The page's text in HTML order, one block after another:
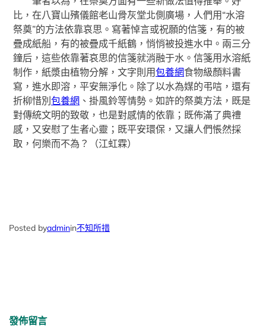
比，在八寶山殯儀館老山骨灰堂北側廣場，人們用“水溶
祭奠”的方法依靠哀思。寫著悼言或祝願的信箋，有的被
疊成紙船，有的被疊成千紙鶴，悄悄被投進水中。兩三分
鐘后，這些依靠著哀思的信箋就消融于水。信箋用水溶紙
制作，紙漿由植物分解，文字則用包養網食物級顏料書
寫，進水即溶，平安無淨化。除了以水為媒的弔唁，還有
折柳惜別包養網 、掛風鈴等情勢。如許的祭奠方法，既是
對傳統文明的致敬，也是對感情的依靠；既佈滿了典禮
感，又安慰了生者心靈；既平安環保，又讓人們悵然採
取，何樂而不為？（江虹霖）
Posted byadminin不知所措
發佈留言